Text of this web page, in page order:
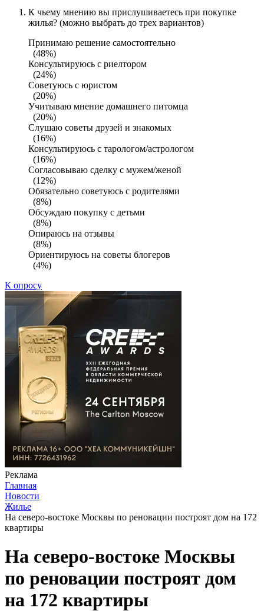
К чьему мнению вы прислушиваетесь при покупке
жилья? (можно выбрать до трех вариантов)
Принимаю решение самостоятельно
(48%)
Консультируюсь с риелтором
(24%)
Советуюсь с юристом
(20%)
Учитываю мнение домашнего питомца
(20%)
Слушаю советы друзей и знакомых
(16%)
Консультируюсь с тарологом/астрологом
(16%)
Согласовываю сделку с мужем/женой
(12%)
Обязательно советуюсь с родителями
(8%)
Обсуждаю покупку с детьми
(8%)
Опираюсь на отзывы
(8%)
Ориентируюсь на советы блогеров
(4%)
К опросу
Реклама
Главная
Новости
Жилье
На северо-востоке Москвы по реновации построят дом на 172
квартиры
На северо-востоке Москвы
по реновации построят дом
на 172 квартиры